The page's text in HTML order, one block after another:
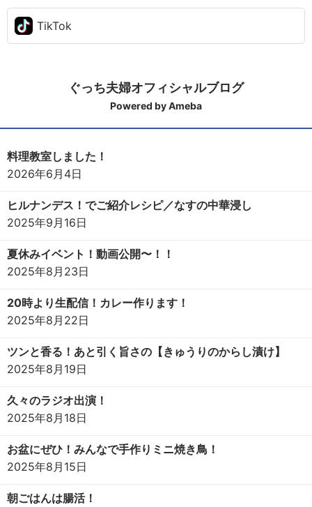
TikTok
ぐっち夫婦オフィシャルブログ
Powered by Ameba
料理教室しました！
2026年6月4日
ヒルナンデス！でご紹介レシピ／なすの中華浸し
2025年9月16日
夏休みイベント！動画公開〜！！
2025年8月23日
20時より生配信！カレー作ります！
2025年8月22日
ツンと香る！あと引く旨さの【きゅうりのからし漬け】
2025年8月19日
久々のラジオ出演！
2025年8月18日
お盆にぜひ！みんなで手作りミニ焼き鳥！
2025年8月15日
朝ごはんは腸活！